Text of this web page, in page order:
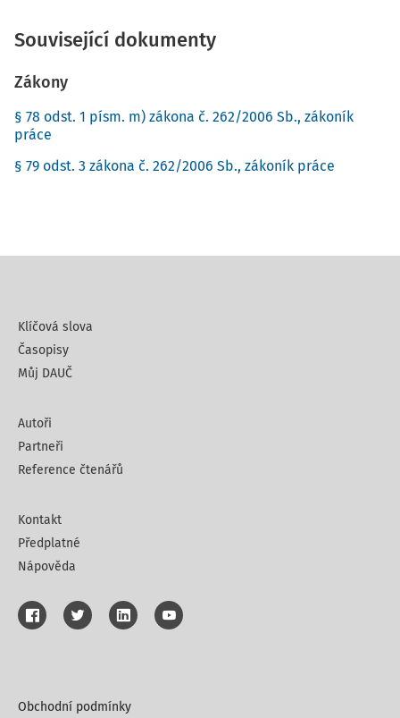
Související dokumenty
Zákony
§ 78 odst. 1 písm. m) zákona č. 262/2006 Sb., zákoník
práce
§ 79 odst. 3 zákona č. 262/2006 Sb., zákoník práce
Klíčová slova
Časopisy
Můj DAUČ
Autoři
Partneři
Reference čtenářů
Kontakt
Předplatné
Nápověda
Obchodní podmínky